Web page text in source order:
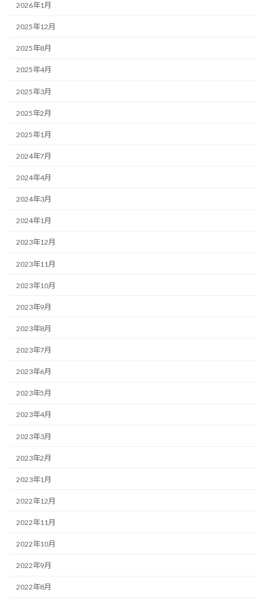
2026年1月
2025年12月
2025年8月
2025年4月
2025年3月
2025年2月
2025年1月
2024年7月
2024年4月
2024年3月
2024年1月
2023年12月
2023年11月
2023年10月
2023年9月
2023年8月
2023年7月
2023年6月
2023年5月
2023年4月
2023年3月
2023年2月
2023年1月
2022年12月
2022年11月
2022年10月
2022年9月
2022年8月